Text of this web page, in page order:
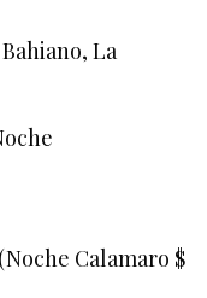
La
(Noche Calamaro $